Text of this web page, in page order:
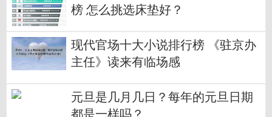
榜 怎么挑选床垫好？
现代官场十大小说排行榜 《驻京办
主任》读来有临场感
元旦是几月几日？每年的元旦日期
都是一样吗？